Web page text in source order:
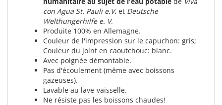
con Agua St. Pauli e.V. et Deutsche
Welthungerhilfe e. V.
Produite 100% en Allemagne.
Couleur de l'impression sur le capuchon: gris;
Couleur du joint en caoutchouc: blanc.
Avec poignée démontable.
Pas d'écoulement (même avec boissons
gazeuses).
Lavable au lave-vaisselle.
Ne résiste pas les boissons chaudes!